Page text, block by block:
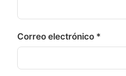
Correo electrónico *